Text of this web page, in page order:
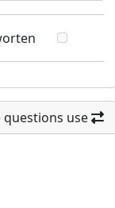
questions use